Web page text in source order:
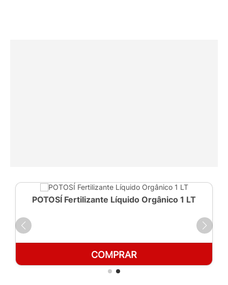
POTOSÍ Fertilizante Líquido Orgânico 1 LT
COMPRAR